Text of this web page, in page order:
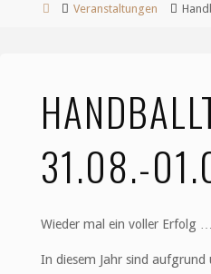
StartVeranstaltungen
31.08.-
Wieder mal ein voller Erfolg
In diesem Jahr sind aufgrund